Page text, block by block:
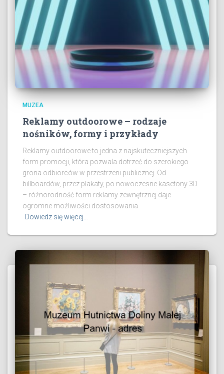
MUZEA
Reklamy outdoorowe – rodzaje
nośników, formy i przykłady
Reklamy outdoorowe to jedna z najskuteczniejszych
form promocji, która pozwala dotrzeć do szerokiego
grona odbiorców w przestrzeni publicznej. Od
billboardów, przez plakaty, po nowoczesne kasetony 3D
– różnorodność form reklamy zewnętrznej daje
ogromne możliwości dostosowania
Dowiedz się więcej…